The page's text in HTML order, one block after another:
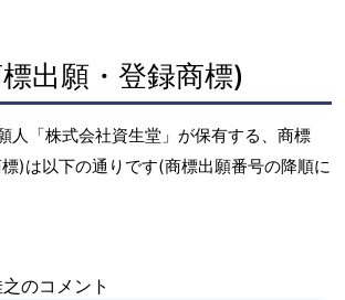
出願・登録商標)
人「株式会社資生堂」が保有する、商標
)は以下の通りです(商標出願番号の降順に
のコメント